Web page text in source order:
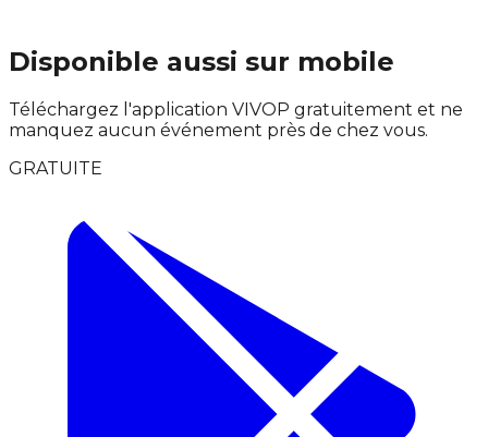
Disponible aussi sur mobile
Téléchargez l'application VIVOP gratuitement et ne
manquez aucun événement près de chez vous.
GRATUITE